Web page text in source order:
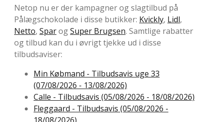
Netop nu er der kampagner og slagtilbud på
Pålægschokolade i disse butikker: Kvickly, Lidl,
Netto, SparogSuper Brugsen. Samtlige rabatter
og tilbud kan du i øvrigt tjekke ud i disse
tilbudsaviser:
Min Købmand - Tilbudsavis uge 33
(07/08/2026 - 13/08/2026)
Calle - Tilbudsavis (05/08/2026 - 18/08/2026)
Fleggaard - Tilbudsavis (05/08/2026 -